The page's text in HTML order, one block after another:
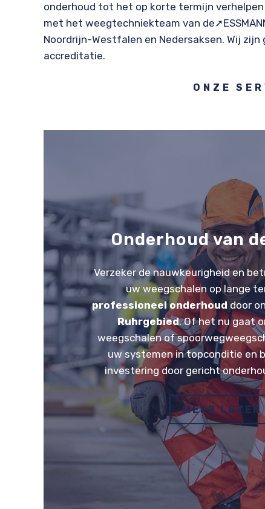
onderhoud tot het op korte termijn
met het weegtechniekteam van de
Noordrijn-Westfalen en Nedersaksen. Wij zijn
accreditatie.
ONZE
Onderhoud van
Verzeker de nauwkeurigheid en
uw weegschalen op lange
professioneel onderhoud door
Ruhrgebied. Of het nu gaat
weegschalen of
uw systemen in topconditie en
investering door gericht
MEER LEZEN